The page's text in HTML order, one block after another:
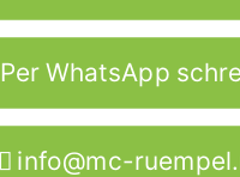
Per WhatsApp
info@mc-